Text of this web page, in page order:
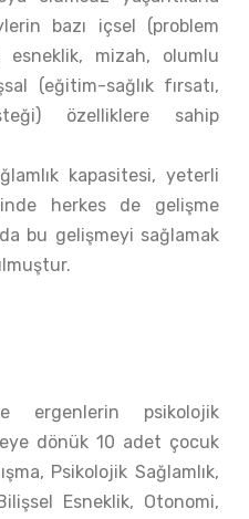
bazı içsel (problem
esneklik, mizah, olumlu
(eğitim-sağlık fırsatı,
özelliklere sahip
kapasitesi, yeterli
herkes de gelişme
bu gelişmeyi sağlamak
ergenlerin psikolojik
dönük 10 adet çocuk
Psikolojik Sağlamlık,
Esneklik, Otonomi,